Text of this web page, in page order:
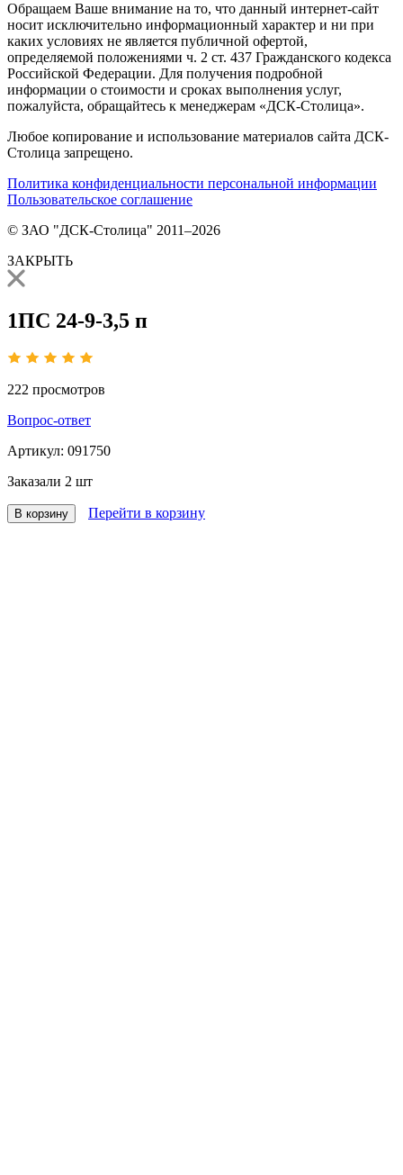
Обращаем Ваше внимание на то, что данный интернет-сайт
носит исключительно информационный характер и ни при
каких условиях не является публичной офертой,
определяемой положениями ч. 2 ст. 437 Гражданского кодекса
Российской Федерации. Для получения подробной
информации о стоимости и сроках выполнения услуг,
пожалуйста, обращайтесь к менеджерам «ДСК-Столица».
Любое копирование и использование материалов сайта ДСК-
Столица запрещено.
Политика конфиденциальности персональной информации
Пользовательское соглашение
© ЗАО "ДСК-Столица" 2011–2026
ЗАКРЫТЬ
1ПС 24-9-3,5 п
222 просмотров
Вопрос-ответ
Артикул: 091750
Заказали 2 шт
В корзину Перейти в корзину